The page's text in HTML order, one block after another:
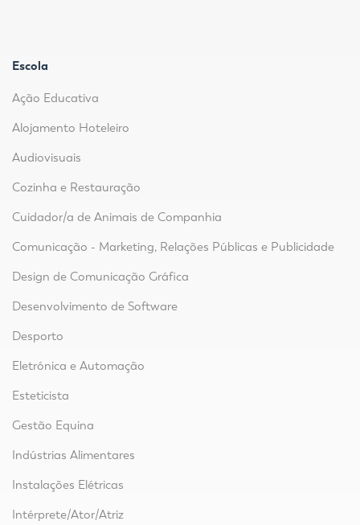
Escola
Ação Educativa
Alojamento Hoteleiro
Audiovisuais
Cozinha e Restauração
Cuidador/a de Animais de Companhia
Comunicação - Marketing, Relações Públicas e Publicidade
Design de Comunicação Gráfica
Desenvolvimento de Software
Desporto
Eletrónica e Automação
Esteticista
Gestão Equina
Indústrias Alimentares
Instalações Elétricas
Intérprete/Ator/Atriz